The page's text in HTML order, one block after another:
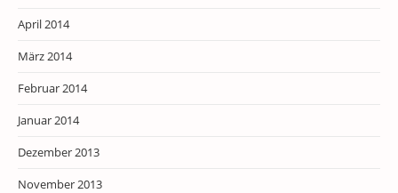
April 2014
März 2014
Februar 2014
Januar 2014
Dezember 2013
November 2013